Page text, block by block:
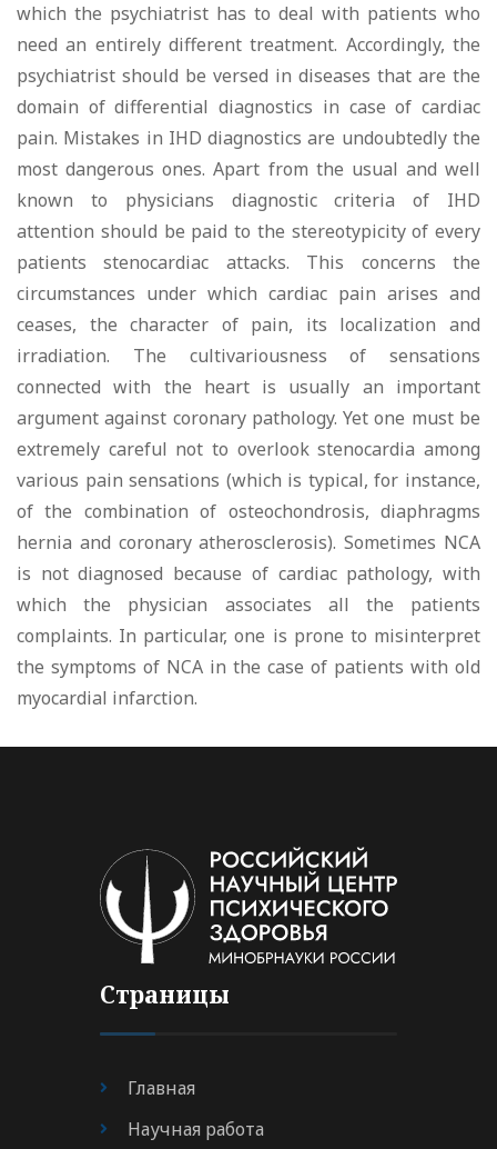
which the psychiatrist has to deal with patients who
need an entirely different treatment. Accordingly, the
psychiatrist should be versed in diseases that are the
domain of differential diagnostics in case of cardiac
pain. Mistakes in IHD diagnostics are undoubtedly the
most dangerous ones. Apart from the usual and well
known to physicians diagnostic criteria of IHD
attention should be paid to the stereotypicity of every
patients stenocardiac attacks. This concerns the
circumstances under which cardiac pain arises and
ceases, the character of pain, its localization and
irradiation. The cultivariousness of sensations
connected with the heart is usually an important
argument against coronary pathology. Yet one must be
extremely careful not to overlook stenocardia among
various pain sensations (which is typical, for instance,
of the combination of osteochondrosis, diaphragms
hernia and coronary atherosclerosis). Sometimes NCA
is not diagnosed because of cardiac pathology, with
which the physician associates all the patients
complaints. In particular, one is prone to misinterpret
the symptoms of NCA in the case of patients with old
myocardial infarction.
Страницы
Главная
Научная работа